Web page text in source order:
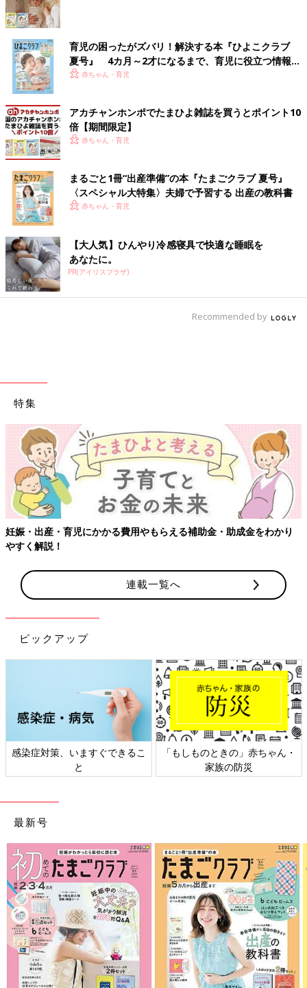
出典：Instagramアカウント「snoomin8910」
kさんは、スヌーピーのフリースパジャマを購入。セールでお買
い得価格だったようですよ。フリース素材で、肌触りも良さそ
う！胸元のスヌーピーがとってもキュートで、淡い色味も素敵で
すよね。コレは欲しくなっちゃいますね。
全部で7,000円もいかないくらい！お得にゲット！
出典：Instagramアカウント「_mi.tmgr_」
_mi.tmgr_さんはこちらのアイテムを。パジャマは990円、レギン
スは各500円、ボディスーツは490円と大量に購入したようです
よ。「こんなたくさん買っても7000円くらいでした」とお得に
590円→390円ととってもお買い得！ボディスーツ7
育児の困ったがズバリ！解決する本『ひよこクラブ
夏号』 4カ月～2才になるまで、育児に役立つ情報が
いっぱい！
赤ちゃん・育児
アカチャンホンポでたまひよ雑誌を買うとポイント10
倍【期間限定】
赤ちゃん・育児
まるごと1冊“出産準備”の本『たまごクラブ 夏号』
〈スペシャル大特集〉夫婦で予習する 出産の教科書
赤ちゃん・育児
【大人気】ひんやり冷感寝具で快適な睡眠を
あなたに。
PR(アイリスプラザ)
Recommended by
特集
妊娠・出産・育児にかかる費用やもらえる補助金・助成金をわかり
やすく解説！
連載一覧へ
ピックアップ
感染症対策、いますぐできるこ
と
「もしものときの」赤ちゃん・
家族の防災
最新号